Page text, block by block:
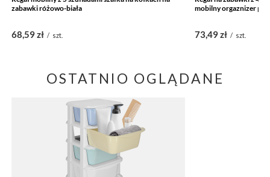
zabawki różowo-biała
68,59 zł / szt.
mobilny orgaznizer
73,49 zł / szt.
OSTATNIO OGLĄDANE